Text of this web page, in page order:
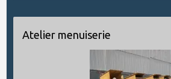
Atelier menuiserie